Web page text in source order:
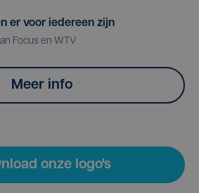
er voor iedereen zijn
Focus en WTV
Meer info
onze logo's